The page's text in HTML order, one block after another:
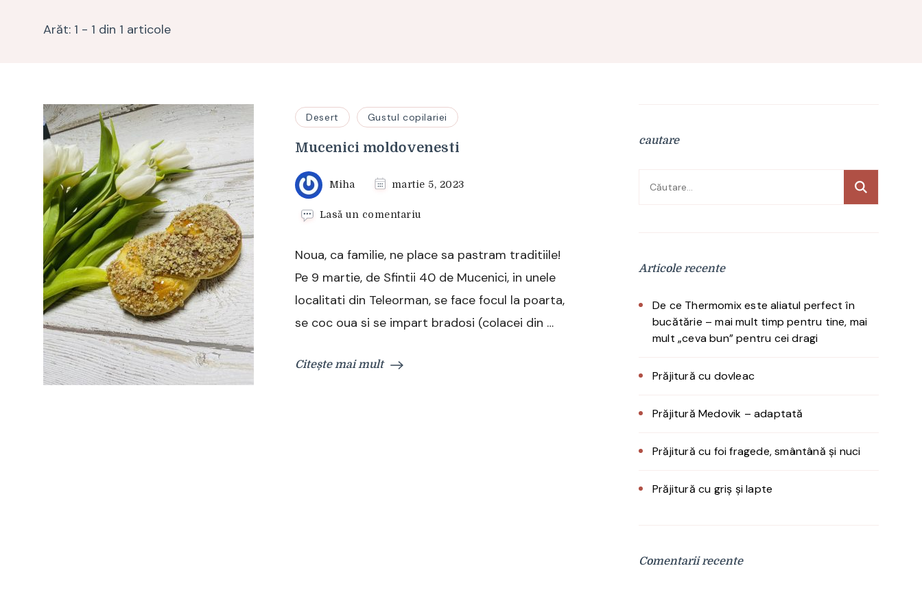
Arăt: 1 - 1 din 1 articole
Desert Gustul copilariei
Mucenici moldovenesti
Miha martie 5, 2023
Lasă un comentariu
Noua, ca familie, ne place sa pastram traditiile!
Pe 9 martie, de Sfintii 40 de Mucenici, in unele
localitati din Teleorman, se face focul la poarta,
se coc oua si se impart bradosi (colacei din …
Citește mai mult
cautare
Caută
Articole recente
De ce Thermomix este aliatul perfect în
bucătărie – mai mult timp pentru tine, mai
mult „ceva bun” pentru cei dragi
Prăjitură cu dovleac
Prăjitură Medovik – adaptată
Prăjitură cu foi fragede, smântână și nuci
Prăjitură cu griș și lapte
Comentarii recente